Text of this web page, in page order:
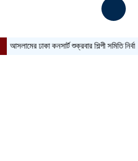
ঢাকা কনসার্ট শুক্রবার শিল্পী সমিতি নির্বাচন